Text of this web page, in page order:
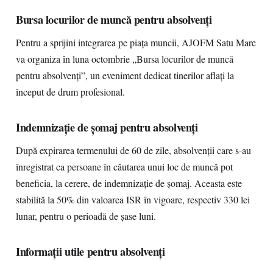
Bursa locurilor de muncă pentru absolvenţi
Pentru a sprijini integrarea pe piaţa muncii, AJOFM Satu Mare
va organiza în luna octombrie „Bursa locurilor de muncă
pentru absolvenţi”, un eveniment dedicat tinerilor aflaţi la
început de drum profesional.
Indemnizaţie de şomaj pentru absolvenţi
După expirarea termenului de 60 de zile, absolvenţii care s-au
înregistrat ca persoane în căutarea unui loc de muncă pot
beneficia, la cerere, de indemnizaţie de şomaj. Aceasta este
stabilită la 50% din valoarea ISR în vigoare, respectiv 330 lei
lunar, pentru o perioadă de şase luni.
Informaţii utile pentru absolvenţi